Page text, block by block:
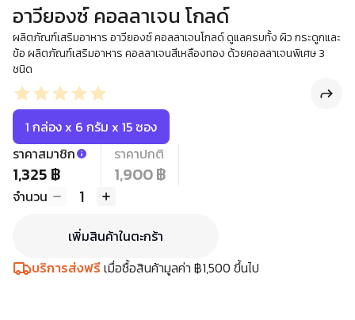
อาวียองซ์ คอลลาเจน โกลด์
ผลิตภัณฑ์เสริมอาหาร อาวียองซ์ คอลลาเจนโกลด์ ดูแลครบทั้ง ผิว กระดูกและ
ข้อ ผลิตภัณฑ์เสริมอาหาร คอลลาเจนสีเหลืองทอง ด้วยคอลลาเจนพิเศษ 3
ชนิด
1 กล่อง x 6 กรัม x 15 ซอง
ราคาสมาชิก
1,325 ฿
ราคาปกติ
1,900 ฿
จำนวน 1
เพิ่มสินค้าในตะกร้า
บริการส่งฟรีเมื่อซื้อสินค้ามูลค่า ฿1,500 ขึ้นไป